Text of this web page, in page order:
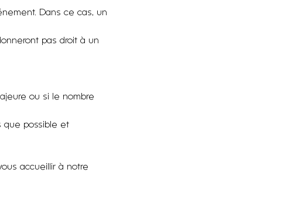
Dans ce cas, un
pas droit à un
ou si le nombre
que possible et
accueillir à notre